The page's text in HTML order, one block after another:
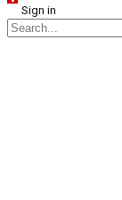
Sign in